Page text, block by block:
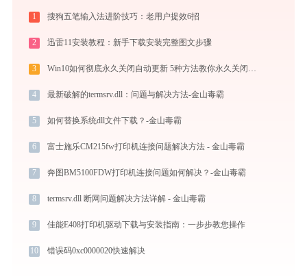
1 搜狗五笔输入法进阶技巧：老用户提效6招
2 迅雷11安装教程：新手下载安装完整图文步骤
3 Win10如何彻底永久关闭自动更新 5种方法教你永久关闭win10自动更新
4 最新破解的termsrv.dll：问题与解决方法-金山毒霸
5 如何替换系统dll文件下载？-金山毒霸
6 富士施乐CM215fw打印机连接问题解决方法 - 金山毒霸
7 奔图BM5100FDW打印机连接问题如何解决？-金山毒霸
8 termsrv.dll 断网问题解决方法详解 - 金山毒霸
9 佳能E408打印机驱动下载与安装指南：一步步教您操作
10 错误码0xc0000020快速解决